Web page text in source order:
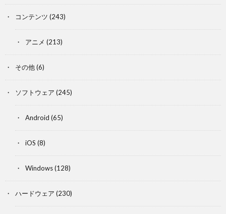
コンテンツ (243)
アニメ (213)
その他(6)
ソフトウェア (245)
Android (65)
iOS (8)
Windows(128)
ハードウェア (230)